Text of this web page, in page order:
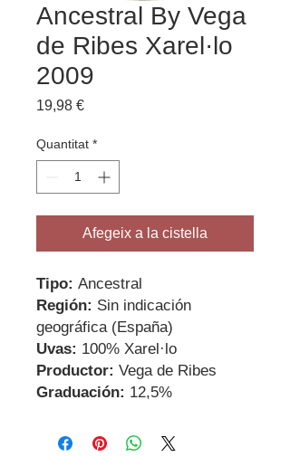
Ancestral By Vega
de Ribes Xarel·lo
2009
19,98 €Price
Quantitat *
Afegeix a la cistella
Tipo: Ancestral
Región: Sin indicación
geográfica (España)
Uvas: 100% Xarel·lo
Productor: Vega de Ribes
Graduación: 12,5%